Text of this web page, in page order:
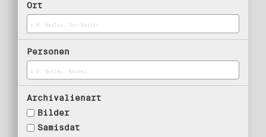
Ort
Personen
Archivalienart
Bilder
Samisdat